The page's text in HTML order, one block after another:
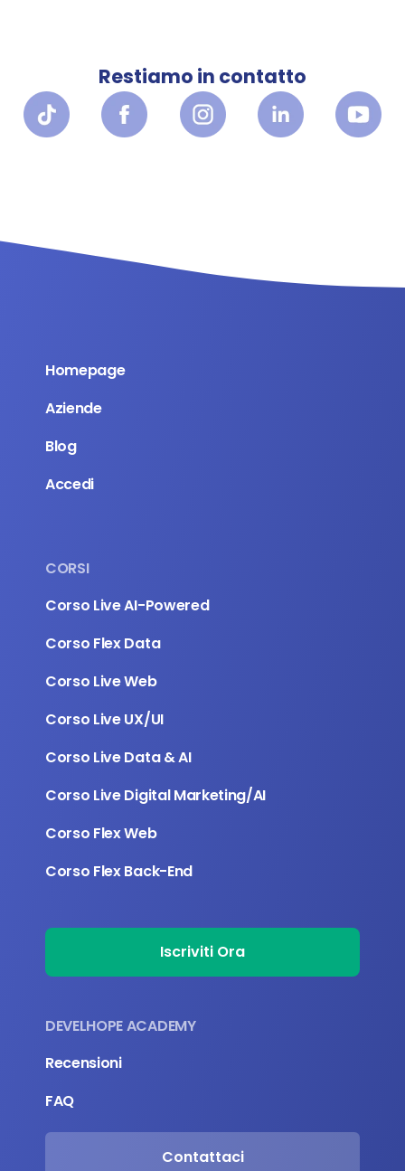
Restiamo in contatto
Homepage
Aziende
Blog
Accedi
CORSI
Corso Live AI-Powered
Corso Flex Data
Corso Live Web
Corso Live UX/UI
Corso Live Data & AI
Corso Live Digital Marketing/AI
Corso Flex Web
Corso Flex Back-End
Iscriviti Ora
DEVELHOPE ACADEMY
Recensioni
FAQ
Contattaci